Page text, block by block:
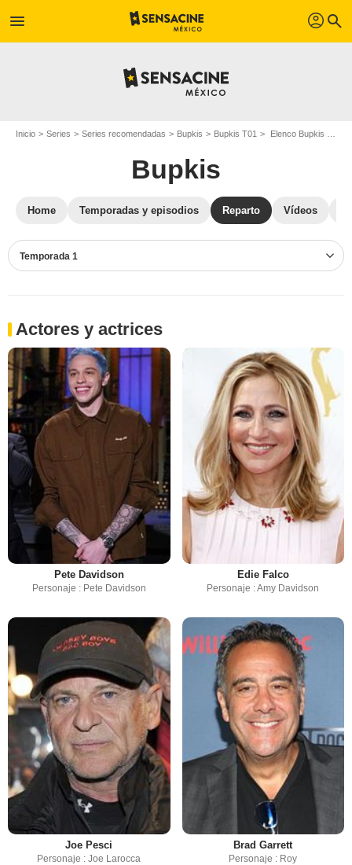
menu profil search
Inicio Series Series recomendadas Bupkis Bupkis T01 Elenco Bupkis T01
Bupkis
Home Temporadas y episodios Reparto Vídeos
Temporada 1
Actores y actrices
Pete Davidson
Personaje : Pete Davidson
Edie Falco
Personaje : Amy Davidson
Joe Pesci
Personaje : Joe Larocca
Brad Garrett
Personaje : Roy